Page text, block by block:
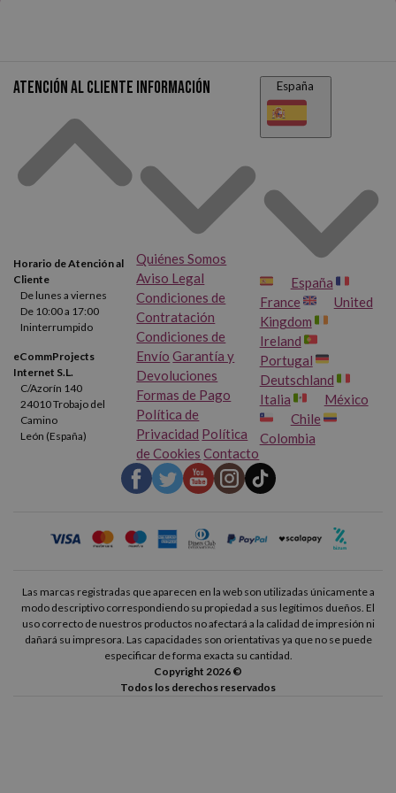
Perfectas para cualquier archivador de anillas,con estas fundas
portadocumentos ganarás tiempo y espacio.
Atención al cliente
Horario de Atención al
Cliente
De lunes a viernes
De 10:00 a 17:00
Ininterrumpido
eCommProjects
Internet S.L.
C/Azorín 140
24010 Trobajo del
Camino
León (España)
Información
Quiénes Somos
Aviso Legal
Condiciones de
Contratación
Condiciones de
Envío Garantía y
Devoluciones
Formas de Pago
Política de
Privacidad Política
de Cookies Contacto
España
España
France
United
Kingdom
Ireland
Portugal
Deutschland
Italia
México
Chile
Colombia
Las marcas registradas que aparecen en la web son utilizadas únicamente a
modo descriptivo correspondiendo su propiedad a sus legítimos dueños. El
uso correcto de nuestros productos no afectará a la calidad de impresión ni
dañará su impresora. Las capacidades son orientativas ya que no se puede
especificar de forma exacta su cantidad.
Copyright 2026 ©
Todos los derechos reservados